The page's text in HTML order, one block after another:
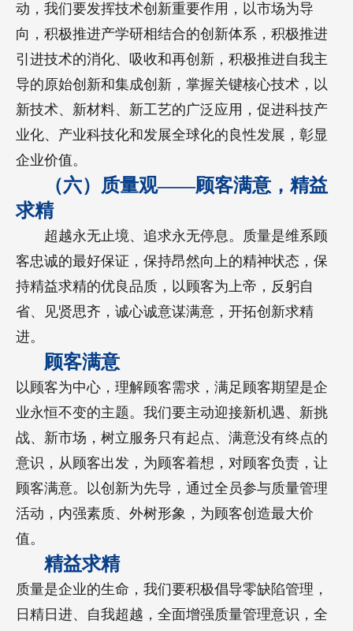
动，我们要发挥技术创新重要作用，以市场为导
向，积极推进产学研相结合的创新体系，积极推进
引进技术的消化、吸收和再创新，积极推进自我主
导的原始创新和集成创新，掌握关键核心技术，以
新技术、新材料、新工艺的广泛应用，促进科技产
业化、产业科技化和发展全球化的良性发展，彰显
企业价值。
（六）质量观——顾客满意，精益
求精
超越永无止境、追求永无停息。质量是维系顾
客忠诚的最好保证，保持昂然向上的精神状态，保
持精益求精的优良品质，以顾客为上帝，反躬自
省、见贤思齐，诚心诚意谋满意，开拓创新求精
进。
顾客满意
以顾客为中心，理解顾客需求，满足顾客期望是企
业永恒不变的主题。我们要主动迎接新机遇、新挑
战、新市场，树立服务只有起点、满意没有终点的
意识，从顾客出发，为顾客着想，对顾客负责，让
顾客满意。以创新为先导，通过全员参与质量管理
活动，内强素质、外树形象，为顾客创造最大价
值。
精益求精
质量是企业的生命，我们要积极倡导零缺陷管理，
日精日进、自我超越，全面增强质量管理意识，全